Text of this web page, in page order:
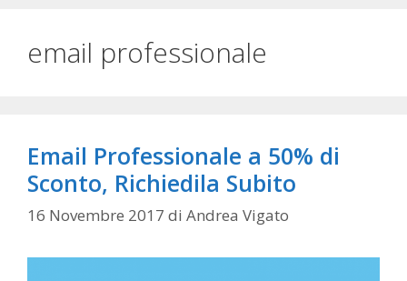
email professionale
Email Professionale a 50% di
Sconto, Richiedila Subito
16 Novembre 2017 di Andrea Vigato